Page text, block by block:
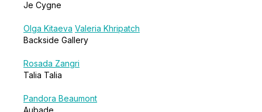
Je Cygne
Olga Kitaeva Valeria Khripatch
Backside Gallery
Rosada Zangri
Talia Talia
Pandora Beaumont
Aubade